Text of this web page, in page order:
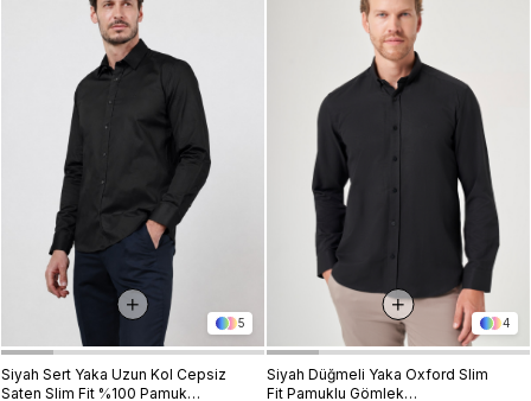
5
Siyah Sert Yaka Uzun Kol Cepsiz
Saten Slim Fit %100 Pamuk
4
Siyah Düğmeli Yaka Oxford Slim
Fit Pamuklu Gömlek